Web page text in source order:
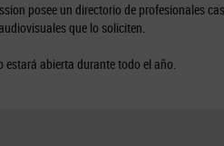
posee un directorio de profesionales
que lo soliciten.
abierta durante todo el año.